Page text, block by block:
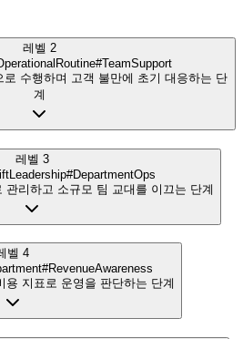
레벨 2
#TeamSupport
수행하며 고객 불만에 초기 대응하는 단
계
레벨 3
#DepartmentOps
관리하고 소규모 팀 교대를 이끄는 단계
벨 4
#RevenueAwareness
용 지표로 운영을 판단하는 단계